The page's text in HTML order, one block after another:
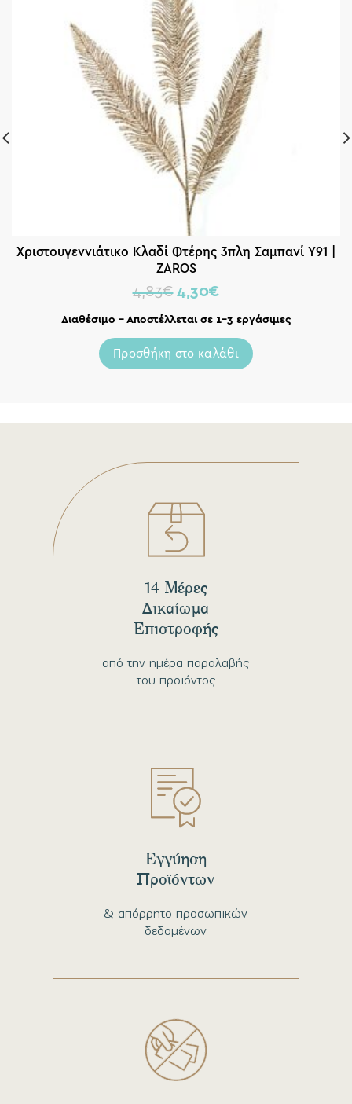
Χριστουγεννιάτικο Κλαδί Φτέρης 3πλη Σαμπανί Υ91 |
ZAROS
4,83€ 4,30€
Διαθέσιμο – Αποστέλλεται σε 1-3 εργάσιμες
Προσθήκη στο καλάθι
από την ημέρα παραλαβής
του προϊόντος
14 Μέρες
Δικαίωμα
Επιστροφής
& απόρρητο προσωπικών
δεδομένων
Εγγύηση
Προϊόντων